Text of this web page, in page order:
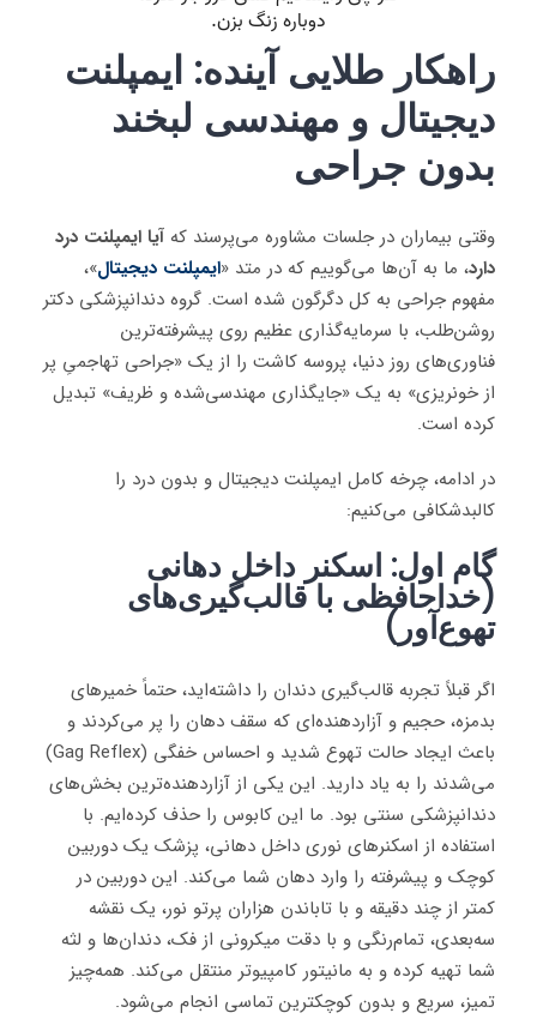
راهکار طلایی آینده: ایمپلنت
دیجیتال و مهندسی لبخند
بدون جراحی
وقتی بیماران در جلسات مشاوره می‌پرسند که آیا ایمپلنت درد
دارد، ما به آن‌ها می‌گوییم که در متد «ایمپلنت دیجیتال»،
مفهوم جراحی به کل دگرگون شده است. گروه دندانپزشکی دکتر
روشن‌طلب، با سرمایه‌گذاری عظیم روی پیشرفته‌ترین
فناوری‌های روز دنیا، پروسه کاشت را از یک «جراحی تهاجمیِ پر
از خونریزی» به یک «جایگذاری مهندسی‌شده و ظریف» تبدیل
کرده است.
در ادامه، چرخه کامل ایمپلنت دیجیتال و بدون درد را
کالبدشکافی می‌کنیم:
گام اول: اسکنر داخل دهانی
(خداحافظی با قالب‌گیری‌های
تهوع‌آور)
اگر قبلاً تجربه قالب‌گیری دندان را داشته‌اید، حتماً خمیرهای
بدمزه، حجیم و آزاردهنده‌ای که سقف دهان را پر می‌کردند و
باعث ایجاد حالت تهوع شدید و احساس خفگی (Gag Reflex)
می‌شدند را به یاد دارید. این یکی از آزاردهنده‌ترین بخش‌های
دندانپزشکی سنتی بود. ما این کابوس را حذف کرده‌ایم. با
استفاده از اسکنرهای نوری داخل دهانی، پزشک یک دوربین
کوچک و پیشرفته را وارد دهان شما می‌کند. این دوربین در
کمتر از چند دقیقه و با تاباندن هزاران پرتو نور، یک نقشه
سه‌بعدی، تمام‌رنگی و با دقت میکرونی از فک، دندان‌ها و لثه
شما تهیه کرده و به مانیتور کامپیوتر منتقل می‌کند. همه‌چیز
تمیز، سریع و بدون کوچکترین تماسی انجام می‌شود.